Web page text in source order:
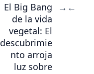
El Big Bang
de la vida
vegetal: El
descubrimie
nto arroja
luz sobre
→ ←